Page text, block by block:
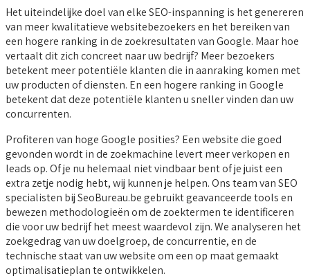
Het uiteindelijke doel van elke SEO-inspanning is het genereren
van meer kwalitatieve websitebezoekers en het bereiken van
een hogere ranking in de zoekresultaten van Google. Maar hoe
vertaalt dit zich concreet naar uw bedrijf? Meer bezoekers
betekent meer potentiële klanten die in aanraking komen met
uw producten of diensten. En een hogere ranking in Google
betekent dat deze potentiële klanten u sneller vinden dan uw
concurrenten.
Profiteren van hoge Google posities? Een website die goed
gevonden wordt in de zoekmachine levert meer verkopen en
leads op. Of je nu helemaal niet vindbaar bent of je juist een
extra zetje nodig hebt, wij kunnen je helpen. Ons team van SEO
specialisten bij SeoBureau.be gebruikt geavanceerde tools en
bewezen methodologieën om de zoektermen te identificeren
die voor uw bedrijf het meest waardevol zijn. We analyseren het
zoekgedrag van uw doelgroep, de concurrentie, en de
technische staat van uw website om een op maat gemaakt
optimalisatieplan te ontwikkelen.